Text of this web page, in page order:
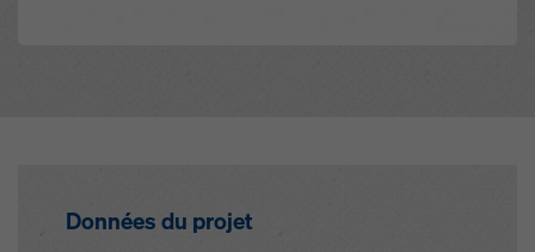
Données du projet